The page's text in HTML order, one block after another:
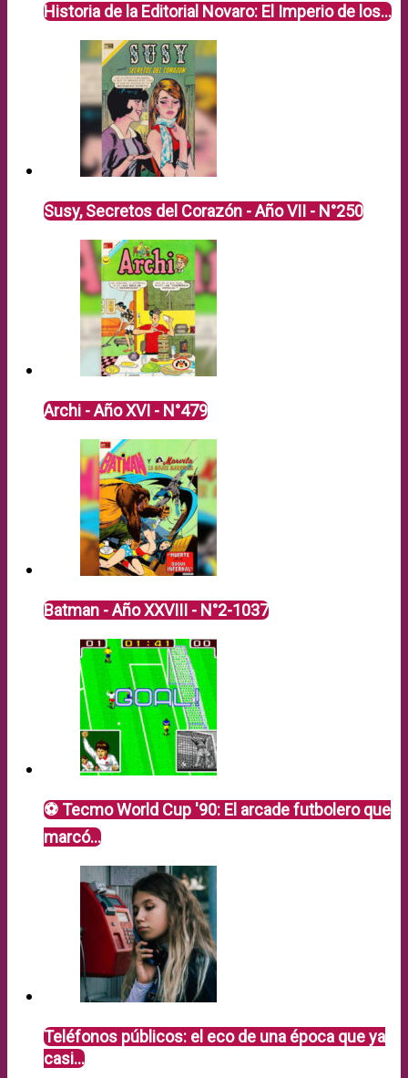
Historia de la Editorial Novaro: El Imperio de los…
Susy, Secretos del Corazón - Año VII - N°250
Archi - Año XVI - N°479
Batman - Año XXVIII - N°2-1037
⚽ Tecmo World Cup '90: El arcade futbolero que
marcó…
Teléfonos públicos: el eco de una época que ya
casi…